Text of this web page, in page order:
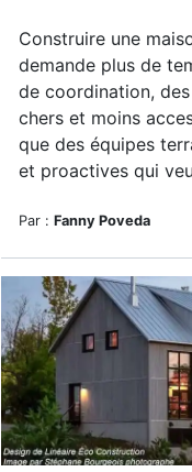
Construire une
demande plus de
de coordination,
chers et moins
que des équipes
et proactives qui
Par : Fanny Poveda